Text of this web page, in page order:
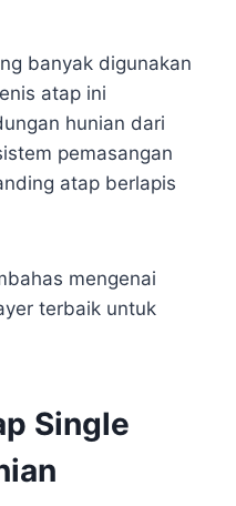
banyak digunakan
atap ini
hunian dari
pemasangan
atap berlapis
mengenai
terbaik untuk
Single